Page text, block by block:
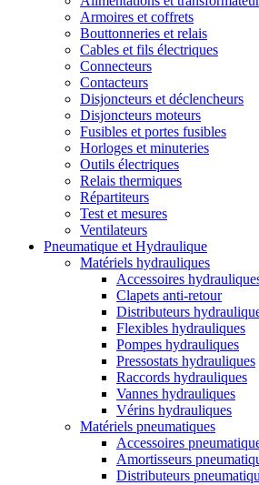
Armoires et coffrets
Bouttonneries et relais
Cables et fils électriques
Connecteurs
Contacteurs
Disjoncteurs et déclencheurs
Disjoncteurs moteurs
Fusibles et portes fusibles
Horloges et minuteries
Outils électriques
Relais thermiques
Répartiteurs
Test et mesures
Ventilateurs
Pneumatique et Hydraulique
Matériels hydrauliques
Accessoires
Clapets anti-retour
Distributeurs
Flexibles hydrauliques
Pompes hydrauliques
Pressostats hydrauliques
Raccords hydrauliques
Vannes hydrauliques
Vérins hydrauliques
Matériels pneumatiques
Accessoires
Amortisseurs
Distributeurs